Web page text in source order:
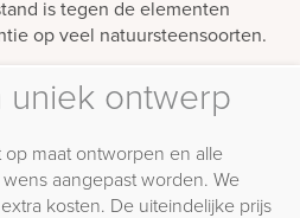
is tegen de elementen
op veel natuursteensoorten.
uniek ontwerp
maat ontworpen en alle
aangepast worden. We
kosten. De uiteindelijke prijs